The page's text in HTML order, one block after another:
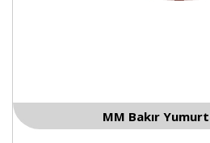
Elit MM Bakır